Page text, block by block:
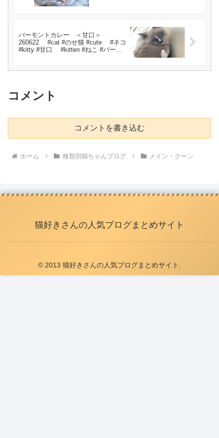
バーモントカレー ＜甘口＞
260622 #cat #のせ猫 #cute #ネコ
#kitty #甘口 #kitten #ねこ #バーモ
コメント
コメントを書き込む
ホーム 種類別猫ちゃんブログ メイン・クーン
猫好きさんの人気ブログまとめサイト
© 2013 猫好きさんの人気ブログまとめサイト.